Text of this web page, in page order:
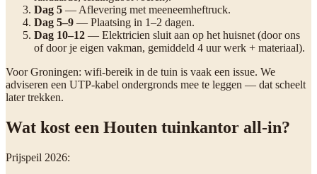
Dag 5 — Aflevering met meeneemheftruck.
Dag 5–9 — Plaatsing in 1–2 dagen.
Dag 10–12 — Elektricien sluit aan op het huisnet (door ons
of door je eigen vakman, gemiddeld 4 uur werk + materiaal).
Voor Groningen: wifi-bereik in de tuin is vaak een issue. We
adviseren een UTP-kabel ondergronds mee te leggen — dat scheelt
later trekken.
Wat kost een Houten tuinkantor all-in?
Prijspeil 2026: